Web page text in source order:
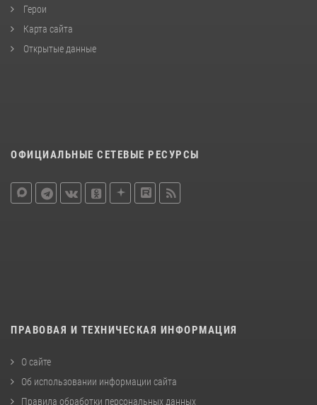
Герои
Карта сайта
Открытые данные
ОФИЦИАЛЬНЫЕ СЕТЕВЫЕ РЕСУРСЫ
ПРАВОВАЯ И ТЕХНИЧЕСКАЯ ИНФОРМАЦИЯ
О сайте
Об использовании информации сайта
Правила обработки персональных данных